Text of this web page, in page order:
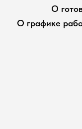
О
О графике